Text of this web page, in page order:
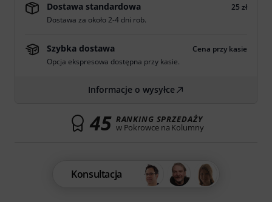
Dostawa standardowa
25 zł
Dostawa za około 2-4 dni rob.
Szybka dostawa
Cena przy kasie
Opcja ekspresowa dostępna przy kasie.
Informacje o wysyłce
45 RANKING SPRZEDAŻY
w Pokrowce na Kolumny
Konsultacja